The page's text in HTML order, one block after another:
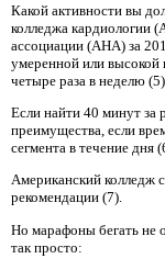
Какой активности вы
колледжа кардиологии
ассоциации (AHA) за
умеренной или высокой
четыре раза в неделю (5).
Если найти 40 минут за
преимущества, если
сегмента в течение дня
Американский колледж
рекомендации (7).
Но марафоны бегать не
так просто: